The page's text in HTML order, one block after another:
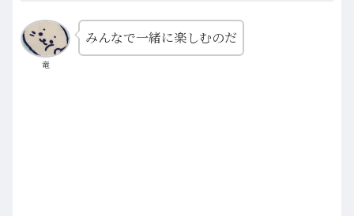
竜
みんなで一緒に楽しむのだ